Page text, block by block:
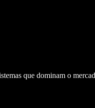
que dominam o